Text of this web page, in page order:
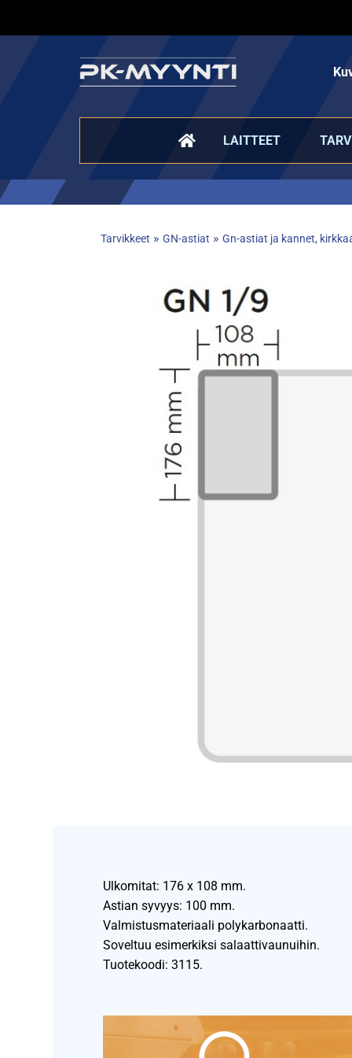
LAITTEET
Tarvikkeet » GN-astiat » Gn-astiat ja kannet,
Ulkomitat: 176 x 108 mm.
Astian syvyys: 100 mm.
Valmistusmateriaali polykarbonaatti.
Soveltuu esimerkiksi salaattivaunuihin.
Tuotekoodi: 3115.